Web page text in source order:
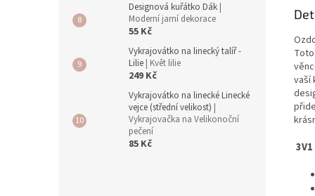
Designová kuřátko Dák |
Moderní jarní dekorace
55 Kč
Vykrajovátko na linecký talíř -
Lilie | Květ lilie
249 Kč
Vykrajovátko na linecké Linecké
vejce (střední velikost) |
Vykrajovačka na Velikonoční
pečení
85 Kč
vaší